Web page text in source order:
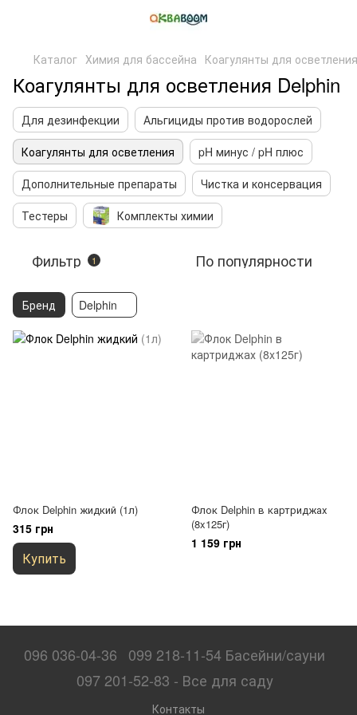
Каталог Химия для бассейна Коагулянты для осветления
Коагулянты для осветления Delphin
Для дезинфекции
Альгициды против водорослей
Коагулянты для осветления
pH минус / pH плюс
Дополнительные препараты
Чистка и консервация
Тестеры
Комплекты химии
Фильтр 1 По популярности
Бренд Delphin
Флок Delphin жидкий (1л)
315 грн
Купить
Флок Delphin в картриджах
(8x125г)
1 159 грн
096 036-04-36
099 218-11-54 Басейни/сауни
097 201-52-83 - Все для саду
Контакты